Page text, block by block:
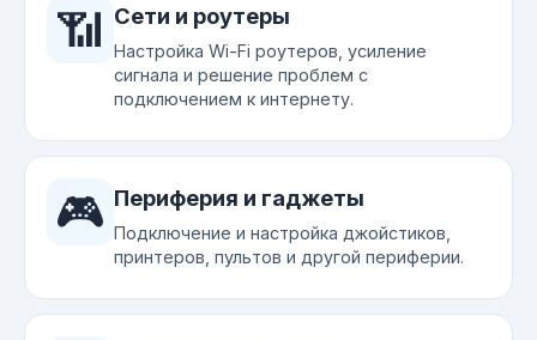
📶 Сети и роутеры
Настройка Wi-Fi роутеров, усиление
сигнала и решение проблем с
подключением к интернету.
🎮 Периферия и гаджеты
Подключение и настройка джойстиков,
принтеров, пультов и другой периферии.